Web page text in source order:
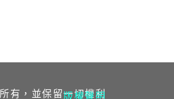
有，並保留一切權利
版權聲明